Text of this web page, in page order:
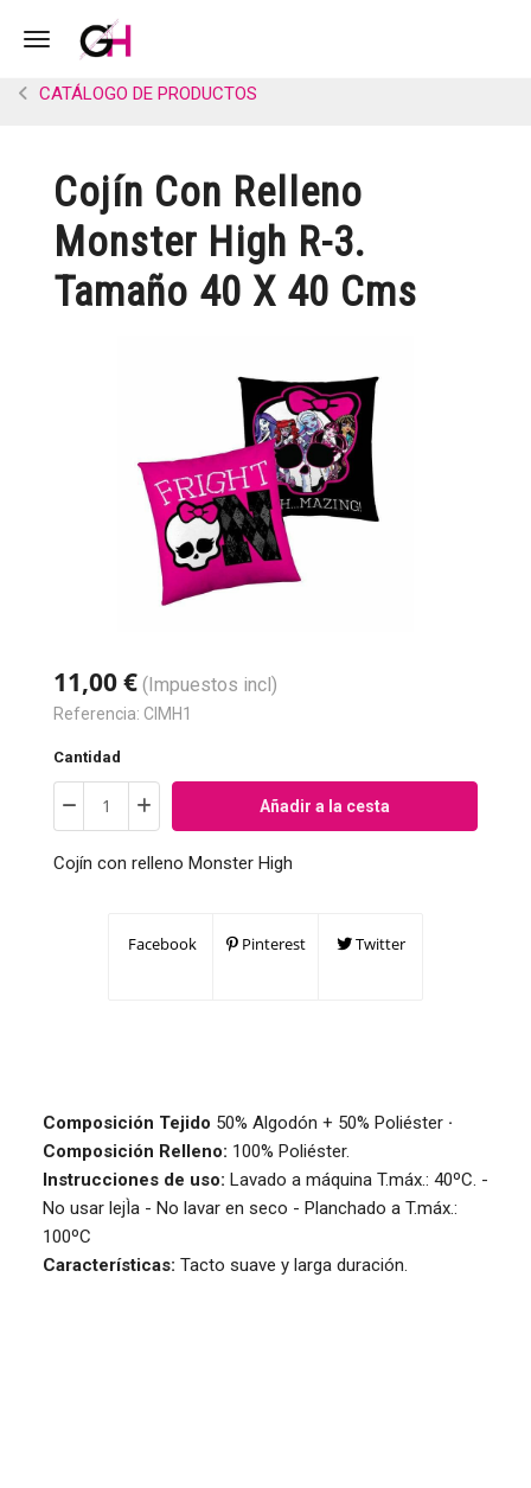
Toggle navigation
CATÁLOGO DE PRODUCTOS
Cojín Con Relleno
Monster High R-3.
Tamaño 40 X 40 Cms
11,00 € (Impuestos incl)
Referencia: CIMH1
Cantidad
Añadir a la cesta
Cojín con relleno Monster High
Facebook Pinterest Twitter
Composición Tejido 50% Algodón + 50% Poliéster ·
Composición Relleno: 100% Poliéster.
Instrucciones de uso: Lavado a máquina T.máx.: 40ºC. -
No usar lejÌa - No lavar en seco - Planchado a T.máx.:
100ºC
Características: Tacto suave y larga duración.